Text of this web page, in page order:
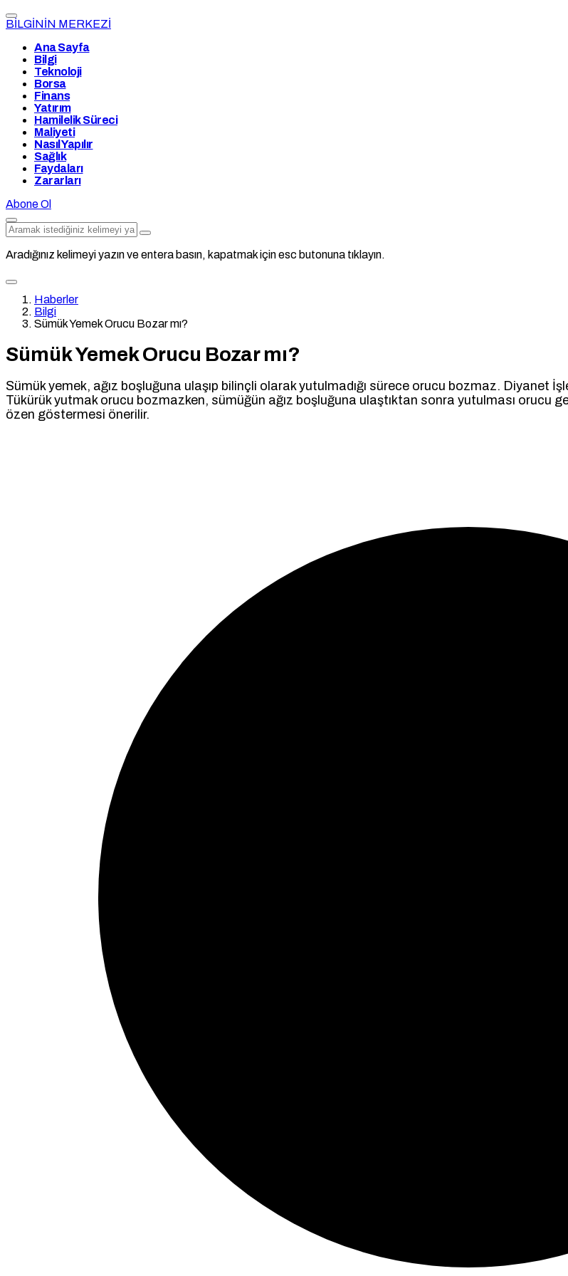
BİLGİNİN MERKEZİ
Ana Sayfa
Bilgi
Teknoloji
Borsa
Finans
Yatırım
Hamilelik Süreci
Maliyeti
Nasıl Yapılır
Sağlık
Faydaları
Zararları
Abone Ol
Aradığınız kelimeyi yazın ve entera basın, kapatmak için esc butonuna tıklayın.
Haberler
Bilgi
Sümük Yemek Orucu Bozar mı?
Sümük Yemek Orucu Bozar mı?
Sümük yemek, ağız boşluğuna ulaşıp bilinçli olarak yutulmadığı sürece orucu bozmaz. Diyanet
Tükürük yutmak orucu bozmazken, sümüğün ağız boşluğuna ulaştıktan sonra yutulması orucu
özen göstermesi önerilir.